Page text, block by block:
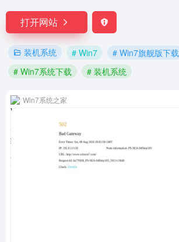
打开网站
装机系统 # Win7
# Win7旗舰版下载
# Win7系统下载
# 装机系统
Win7系统之家